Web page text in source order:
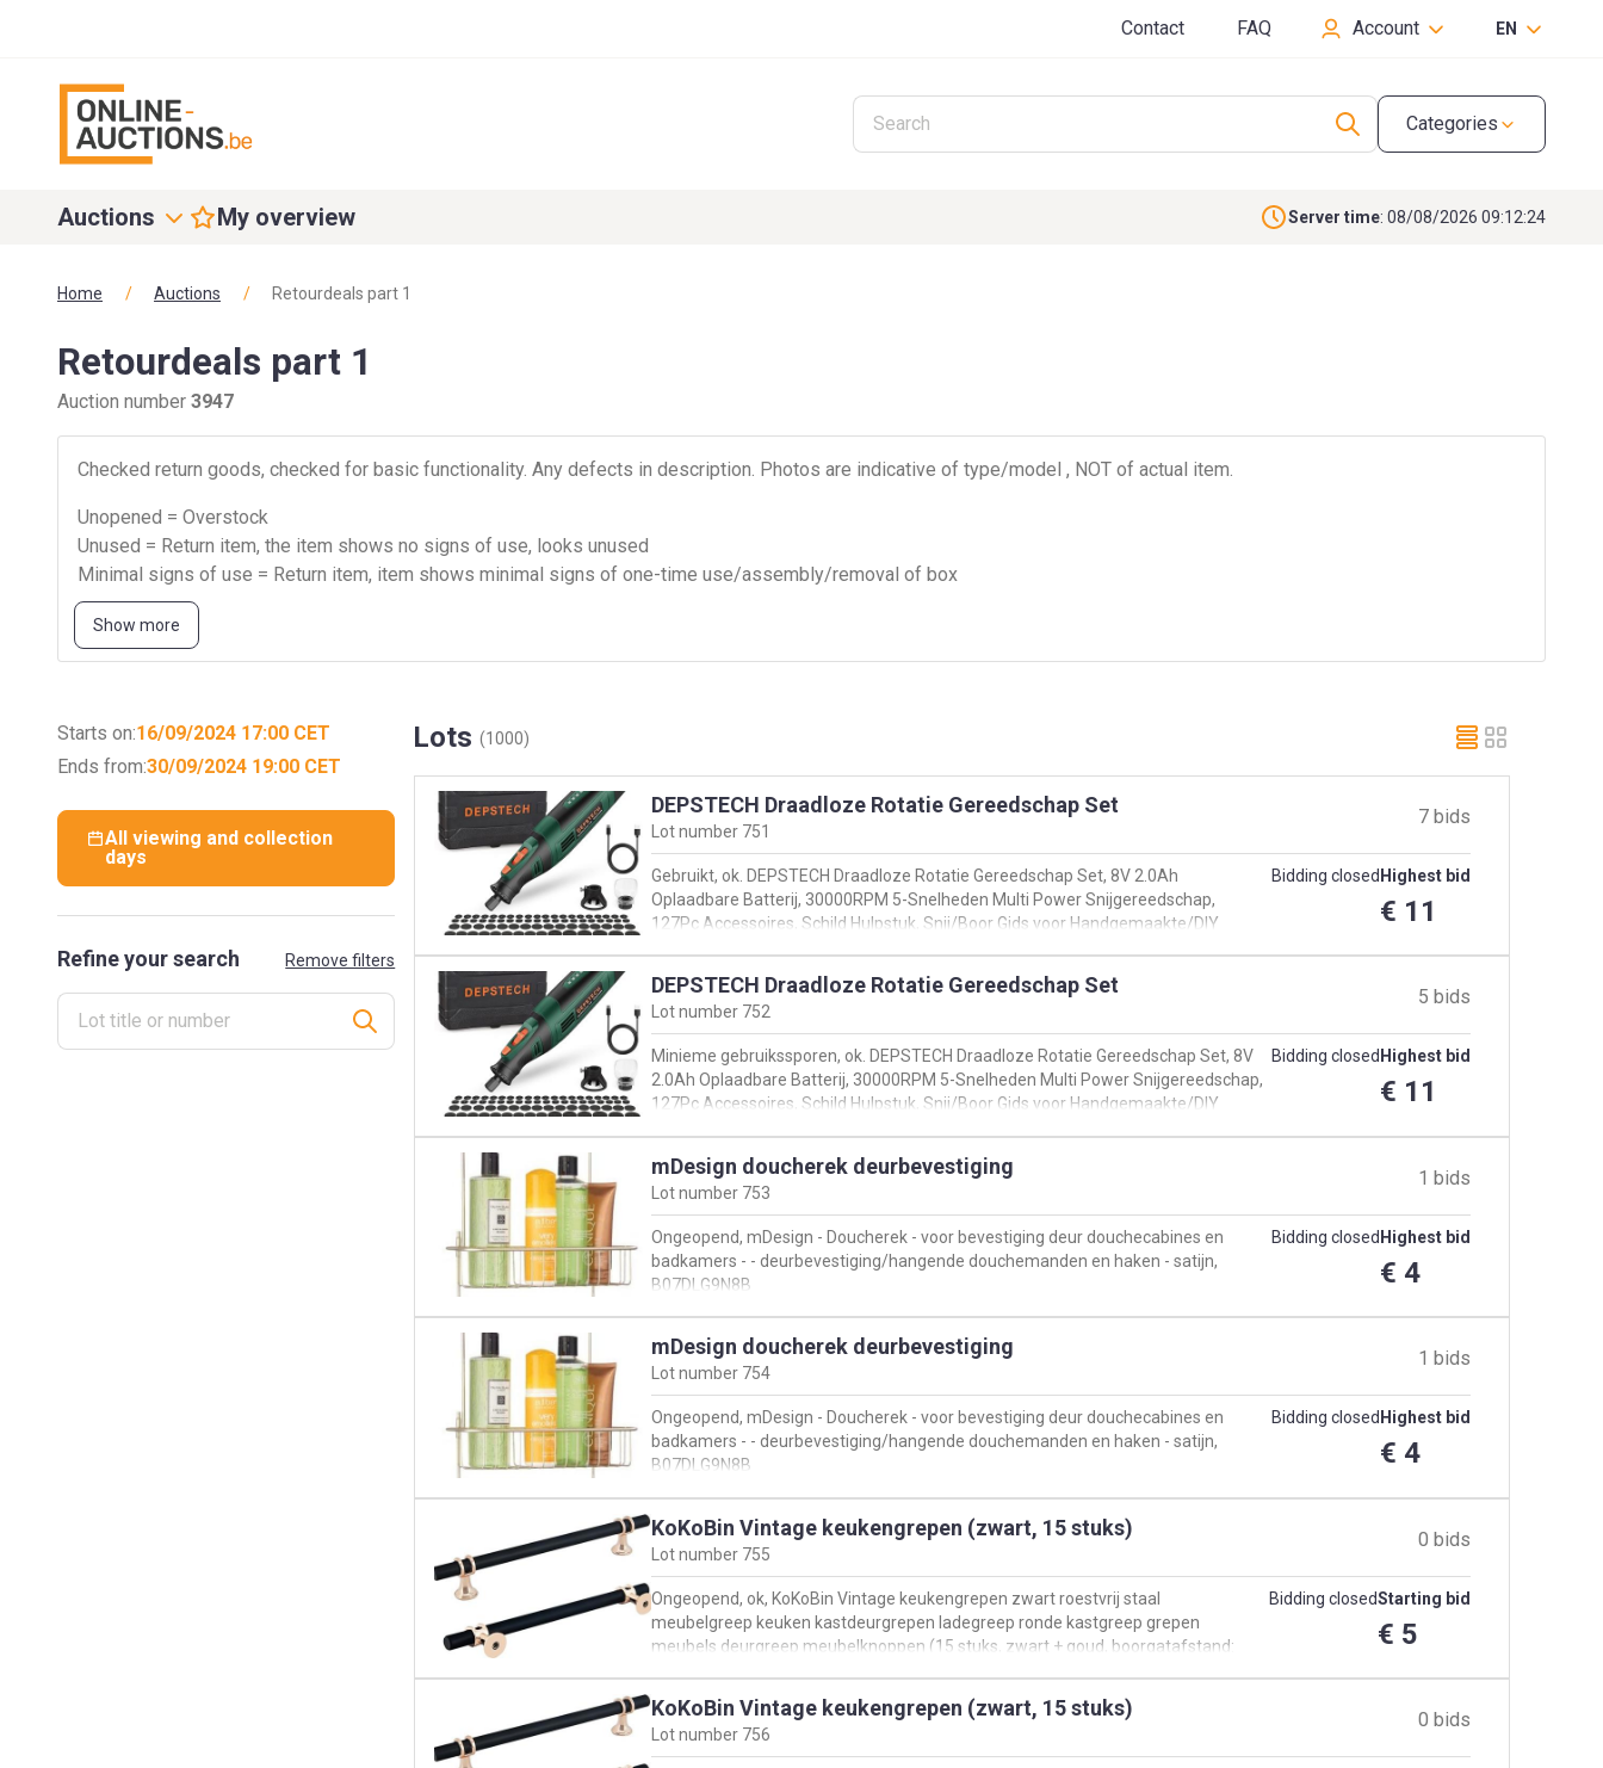
Contact FAQ Account EN
Categories
Auctions My overview Server time: 08/08/2026 09:12:25
Home / Auctions / Retourdeals part 1
Retourdeals part 1
Auction number 3947
Checked return goods, checked for basic functionality. Any defects in description. Photos are indicative of type/model , NOT of actual item.
Unopened = Overstock
Unused = Return item, the item shows no signs of use, looks unused
Minimal signs of use = Return item, item shows minimal signs of one-time use/assembly/removal of box
Slight signs of use = Return item, item shows slight signs of (one-time ?) use
Used = Return item, item shows clear signs of use
Intensively used = Return item, item was used intensively and shows traces of this.
Show more
Starts on:16/09/2024 17:00 CET
Ends from:30/09/2024 19:00 CET
All viewing and collection
days
Refine your search Remove filters
Lots(1000)
DEPSTECH Draadloze Rotatie Gereedschap Set
Lot number 751
7 bids
Gebruikt, ok. DEPSTECH Draadloze Rotatie Gereedschap Set, 8V 2.0Ah
Oplaadbare Batterij, 30000RPM 5-Snelheden Multi Power Snijgereedschap,
127Pc Accessoires, Schild Hulpstuk, Snij/Boor Gids voor Handgemaakte/DIY
Bidding closed Highest bid
€ 11
DEPSTECH Draadloze Rotatie Gereedschap Set
Lot number 752
5 bids
Minieme gebruikssporen, ok. DEPSTECH Draadloze Rotatie Gereedschap Set, 8V
2.0Ah Oplaadbare Batterij, 30000RPM 5-Snelheden Multi Power Snijgereedschap,
127Pc Accessoires, Schild Hulpstuk, Snij/Boor Gids voor Handgemaakte/DIY
Bidding closed Highest bid
€ 11
mDesign doucherek deurbevestiging
Lot number 753
1 bids
Ongeopend, mDesign - Doucherek - voor bevestiging deur douchecabines en
badkamers - - deurbevestiging/hangende douchemanden en haken - satijn,
B07DLG9N8B
Bidding closed Highest bid
€ 4
mDesign doucherek deurbevestiging
Lot number 754
1 bids
Ongeopend, mDesign - Doucherek - voor bevestiging deur douchecabines en
badkamers - - deurbevestiging/hangende douchemanden en haken - satijn,
B07DLG9N8B
Bidding closed Highest bid
€ 4
KoKoBin Vintage keukengrepen (zwart, 15 stuks)
Lot number 755
0 bids
Ongeopend, ok, KoKoBin Vintage keukengrepen zwart roestvrij staal
meubelgreep keuken kastdeurgrepen ladegreep ronde kastgreep grepen
meubels deurgreep meubelknoppen (15 stuks, zwart + goud, boorgatafstand:
Bidding closedStarting bid
€ 5
KoKoBin Vintage keukengrepen (zwart, 15 stuks)
Lot number 756
0 bids